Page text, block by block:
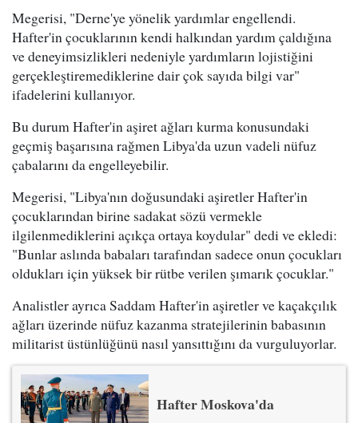
Megerisi, "Derne'ye yönelik yardımlar engellendi.
Hafter'in çocuklarının kendi halkından yardım çaldığına
ve deneyimsizlikleri nedeniyle yardımların lojistiğini
gerçekleştiremediklerine dair çok sayıda bilgi var"
ifadelerini kullanıyor.
Bu durum Hafter'in aşiret ağları kurma konusundaki
geçmiş başarısına rağmen Libya'da uzun vadeli nüfuz
çabalarını da engelleyebilir.
Megerisi, "Libya'nın doğusundaki aşiretler Hafter'in
çocuklarından birine sadakat sözü vermekle
ilgilenmediklerini açıkça ortaya koydular" dedi ve ekledi:
"Bunlar aslında babaları tarafından sadece onun çocukları
oldukları için yüksek bir rütbe verilen şımarık çocuklar."
Analistler ayrıca Saddam Hafter'in aşiretler ve kaçakçılık
ağları üzerinde nüfuz kazanma stratejilerinin babasının
militarist üstünlüğünü nasıl yansıttığını da vurguluyorlar.
Hafter Moskova'da